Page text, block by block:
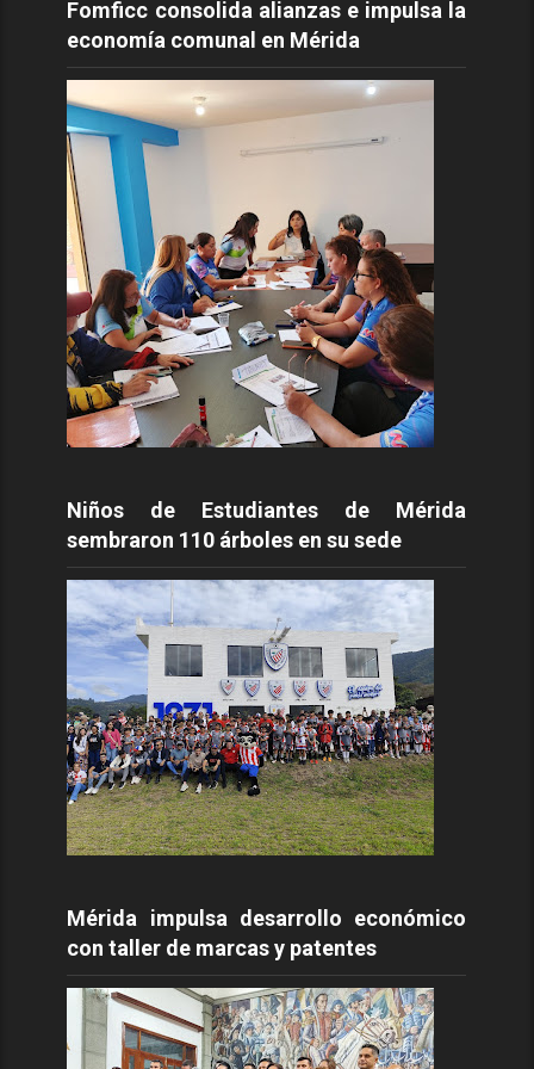
Fomficc consolida alianzas e impulsa la
economía comunal en Mérida
Niños de Estudiantes de Mérida
sembraron 110 árboles en su sede
Mérida impulsa desarrollo económico
con taller de marcas y patentes